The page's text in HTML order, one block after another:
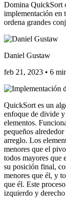
Domina QuickSort
implementación en
ordena grandes
Daniel Gustaw
feb 21, 2023 • 6
QuickSort es un
enfoque de divide
elementos.
pequeños
arreglo. Los
menores que el
todos mayores que
su posición final,
menores que él, y
que él. Este
izquierdo y